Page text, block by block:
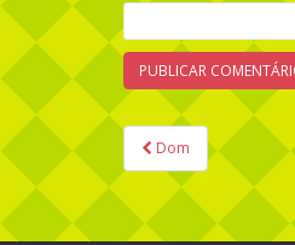
Navegação
Dom